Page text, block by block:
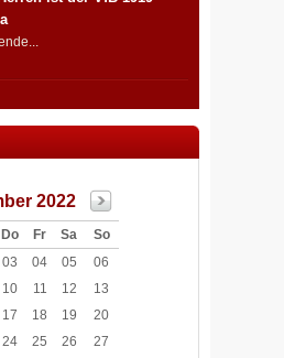
2022
Do Fr Sa
So
03 04 05
06
10 11 12
13
17 18 19
20
24 25 26
27